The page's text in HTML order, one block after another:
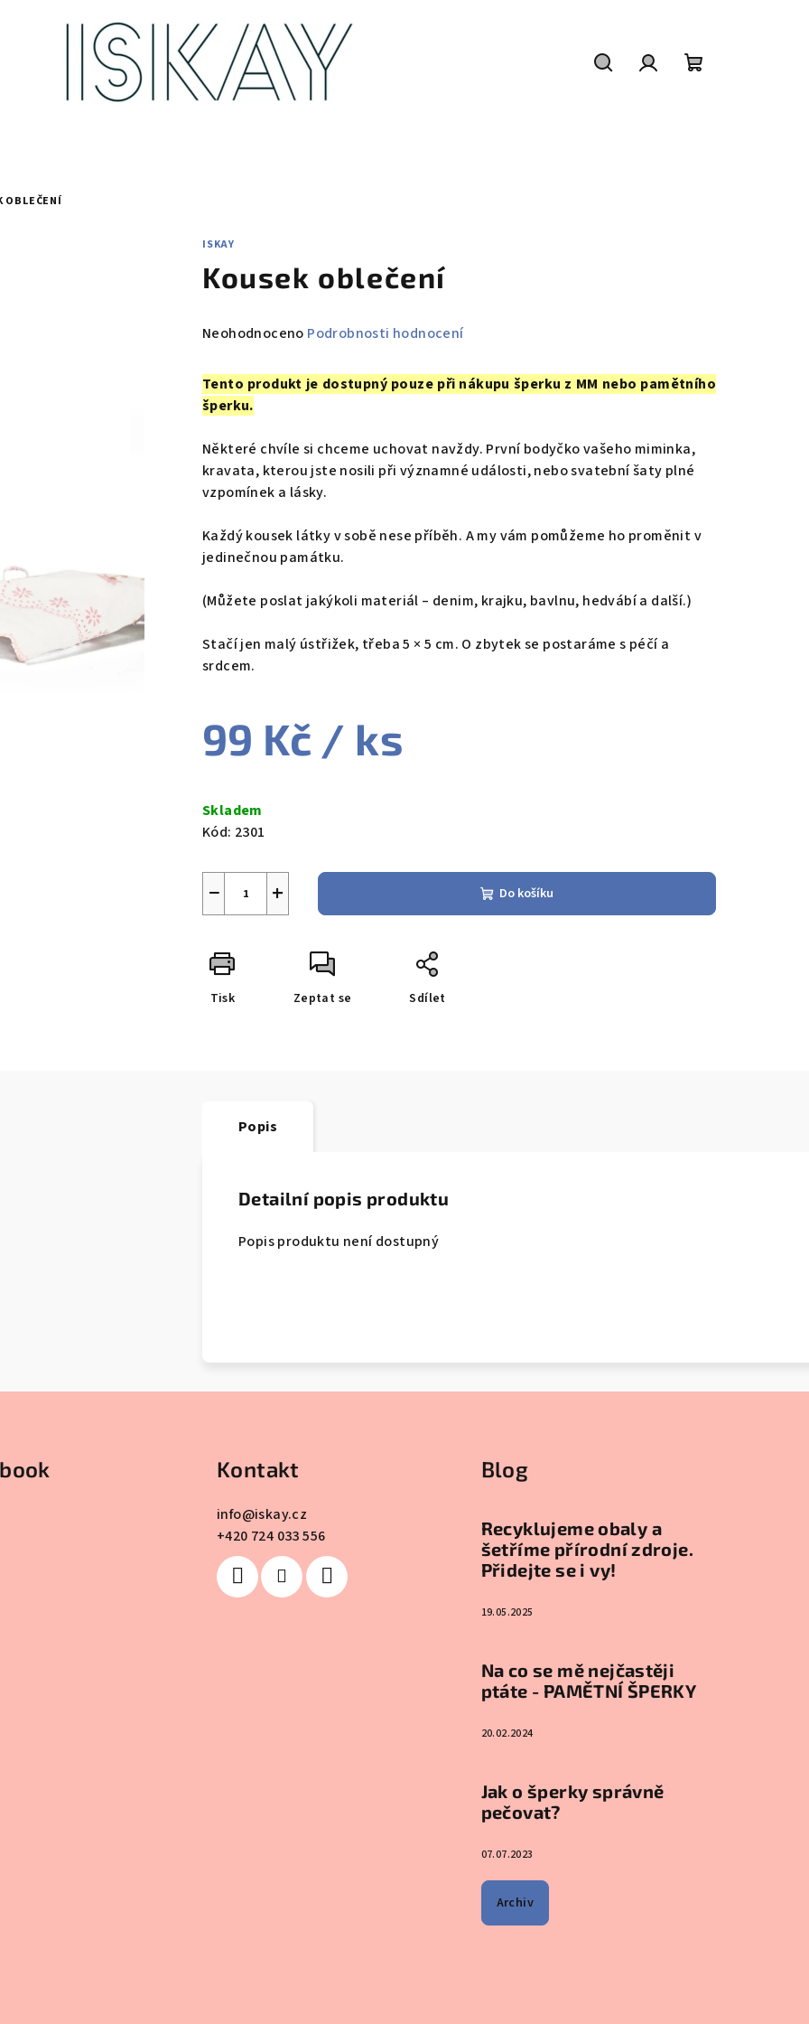
OBLEČENÍ
ISKAY
Kousek oblečení
Průměrné
produktu
je
0,0
z
5
hvězdiček.
Neohodnoceno Podrobnosti hodnocení
Tento produkt je dostupný pouze při nákupu šperku z MM nebo pamětního
šperku.
Některé chvíle si chceme uchovat navždy. První bodyčko vašeho miminka,
kravata, kterou jste nosili při významné události, nebo svatební šaty plné
vzpomínek a lásky.
Každý kousek látky v sobě nese příběh. A my vám pomůžeme ho proměnit v
jedinečnou památku.
(Můžete poslat jakýkoli materiál – denim, krajku, bavlnu, hedvábí a další.)
Stačí jen malý ústřižek, třeba 5 × 5 cm. O zbytek se postaráme s péčí a
srdcem.
99 Kč / ks
cena:
Skladem
Kód: 2301
+
− Do košíku
Tisk Zeptat se Sdílet
Popis
Detailní popis produktu
Popis produktu není dostupný
Kontakt
info@iskay.cz
+420 724 033 556
Blog
Recyklujeme obaly a
šetříme přírodní zdroje.
Přidejte se i vy!
19.05.2025
Na co se mě nejčastěji
ptáte - PAMĚTNÍ ŠPERKY
20.02.2024
Jak o šperky správně
pečovat?
07.07.2023
Archiv